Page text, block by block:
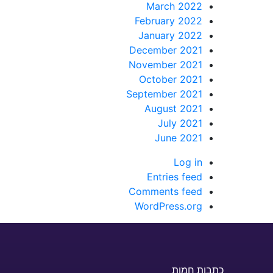
March 2022
February 2022
January 2022
December 2021
November 2021
October 2021
September 2021
August 2021
July 2021
June 2021
Log in
Entries feed
Comments feed
WordPress.org
כתבות חמות